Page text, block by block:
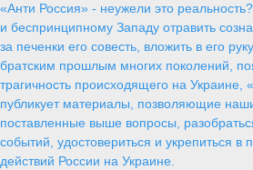
«Анти Россия» - неужели это
и беспринципному Западу отравить
за печенки его совесть, вложить в его
братским прошлым многих поколений,
трагичность происходящего на
публикует материалы, позволяющие
поставленные выше вопросы,
событий, удостовериться и укрепиться в
действий России на Украине.